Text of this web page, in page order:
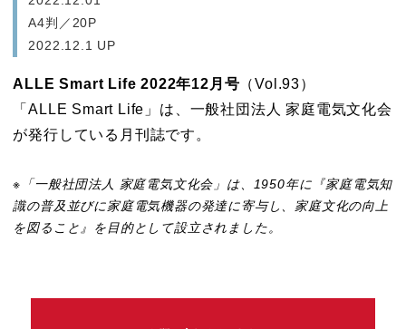
A4判／20P
2022.12.1 UP
ALLE Smart Life 2022年12月号 （Vol.93）
「ALLE Smart Life」は、一般社団法人 家庭電気文化会
が発行している月刊誌です。
※「一般社団法人 家庭電気文化会」は、1950年に『家庭電気知
識の普及並びに家庭電気機器の発達に寄与し、家庭文化の向上
を図ること』を目的として設立されました。